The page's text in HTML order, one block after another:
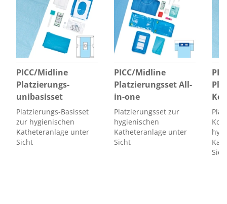
PICC/Midline
Platzierungs-
unibasisset
Platzierungs-Basisset
zur hygienischen
Katheteranlage unter
Sicht
PICC/Midline
Platzierungsset All-
in-one
Platzierungsset zur
hygienischen
Katheteranlage unter
Sicht